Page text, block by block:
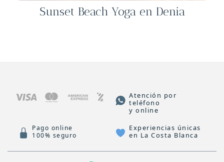
Sunset Beach Yoga en Denia
Atención por
teléfono
y online
Pago online
100% seguro
Experiencias únicas
en La Costa Blanca